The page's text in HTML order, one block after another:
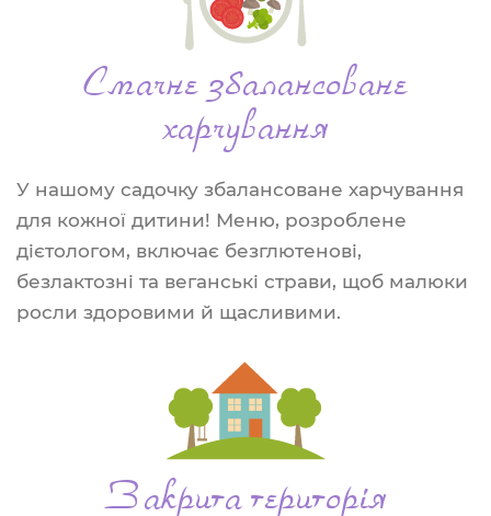
Смачне збалансоване
харчування
У нашому садочку збалансоване харчування
для кожної дитини! Меню, розроблене
дієтологом, включає безглютенові,
безлактозні та веганські страви, щоб малюки
росли здоровими й щасливими.
Закрита територія